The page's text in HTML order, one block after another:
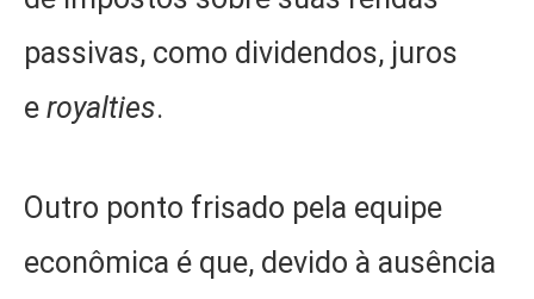
passivas, como dividendos, juros
e royalties.
Outro ponto frisado pela equipe
econômica é que, devido à ausência